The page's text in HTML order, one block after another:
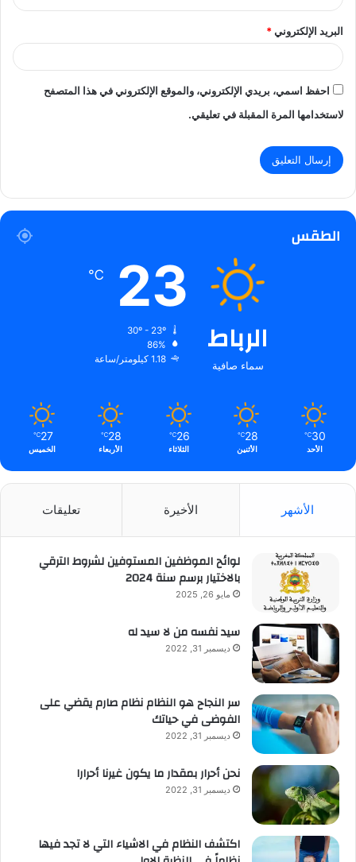
البريد الإلكتروني*
احفظ اسمي، بريدي الإلكتروني، والموقع الإلكتروني في هذا المتصفح
لاستخدامها المرة المقبلة في تعليقي.
الطقس
الرباط
سماء صافية
23
℃
86%
1.18 كيلومتر/ساعة
30
℃
الأحد
28
℃
الأثنين
26
℃
الثلاثاء
28
℃
الأربعاء
27
℃
الخميس
الأشهر الأخيرة تعليقات
لوائح الموظفين المستوفين لشروط الترقي
بالاختيار برسم سنة 2024
مايو 26, 2025
سيد نفسه من لا سيد له
ديسمبر 31, 2022
سر النجاح هو النظام نظام صارم يقضي على
الفوضى في حياتك
ديسمبر 31, 2022
نحن أحرار بمقدار ما يكون غيرنا أحرارا
ديسمبر 31, 2022
اكتشف النظام في الاشياء التي لا تجد فيها